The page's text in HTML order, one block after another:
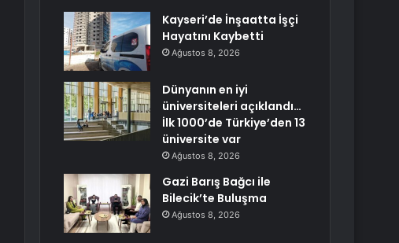
Kayseri’de İnşaatta İşçi
Hayatını Kaybetti
Ağustos 8, 2026
Dünyanın en iyi
üniversiteleri açıklandı…
İlk 1000’de Türkiye’den 13
üniversite var
Ağustos 8, 2026
Gazi Barış Bağcı ile
Bilecik’te Buluşma
Ağustos 8, 2026